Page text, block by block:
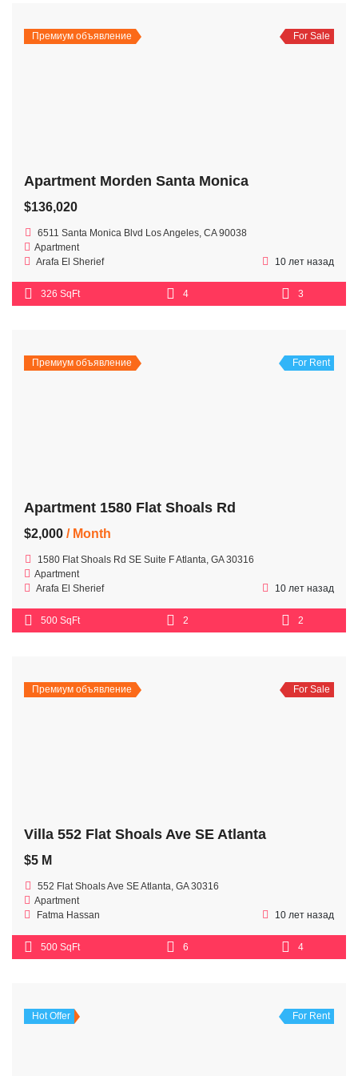
Премиум объявление For Sale
Apartment Morden Santa Monica
$136,020
6511 Santa Monica Blvd Los Angeles, CA 90038
Apartment
Arafa El Sherief
10 лет назад
326 SqFt 4 3
Премиум объявление For Rent
Apartment 1580 Flat Shoals Rd
$2,000 / Month
1580 Flat Shoals Rd SE Suite F Atlanta, GA 30316
Apartment
Arafa El Sherief
10 лет назад
500 SqFt 2 2
Премиум объявление For Sale
Villa 552 Flat Shoals Ave SE Atlanta
$5 M
552 Flat Shoals Ave SE Atlanta, GA 30316
Apartment
Fatma Hassan
10 лет назад
500 SqFt 6 4
Hot Offer For Rent